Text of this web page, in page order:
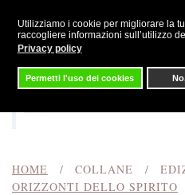
Utilizziamo i cookie per migliorare la
raccogliere informazioni sull’utilizzo
Privacy policy
Permetti l'uso dei cookies
Skip to main content
HOME COLLANE
ORIZZONTI DELLO SPIRITO